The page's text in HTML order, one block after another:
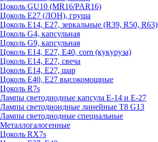
Цоколь GU10 (MR16/PAR16)
Цоколь Е27 (ЛОН), груша
Цоколь Е14, Е27, зеркальные (R39, R50, R63)
Цоколь G4, капсульная
Цоколь G9, капсульная
Цоколь Е14, Е27, Е40, corn (кукуруза)
Цоколь Е14, Е27, свеча
Цоколь Е14, Е27, шар
Цоколь Е40, Е27 высокомощные
Цоколь R7s
Лампы светодиодные капсула Е-14 и Е-27
Лампы светодиоидные линейные T8 G13
Лампы светодиодные специальные
Металлогалогенные
Цоколь RX7s